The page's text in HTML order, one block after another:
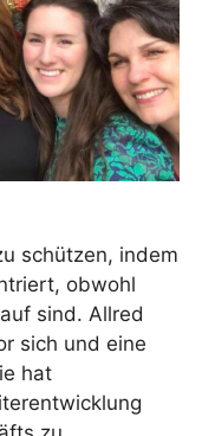
schützen, indem
obwohl
sind. Allred
sich und eine
hat